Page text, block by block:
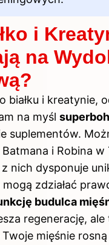
i
na
białku i kreatynie,
na myśl
suplementów.
i Robina w
nich dysponuje
zdziałać
budulca
regenerację, ale
mięśnie